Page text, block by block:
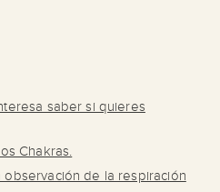
saber si quieres
Chakras.
de la respiración